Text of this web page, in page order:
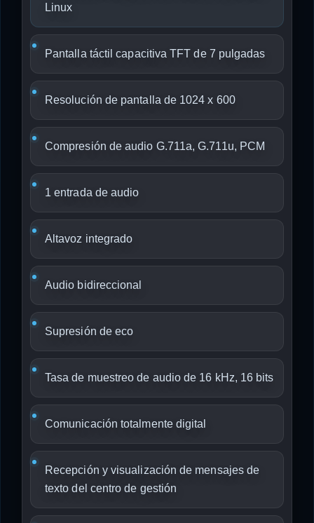
Linux
Pantalla táctil capacitiva TFT de 7 pulgadas
Resolución de pantalla de 1024 x 600
Compresión de audio G.711a, G.711u, PCM
1 entrada de audio
Altavoz integrado
Audio bidireccional
Supresión de eco
Tasa de muestreo de audio de 16 kHz, 16 bits
Comunicación totalmente digital
Recepción y visualización de mensajes de
texto del centro de gestión